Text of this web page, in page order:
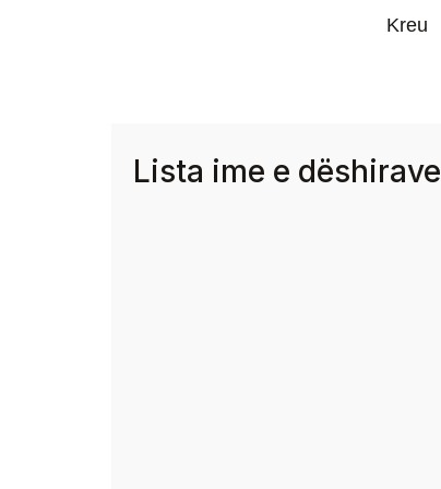
Kreu
Lista ime e dëshirave